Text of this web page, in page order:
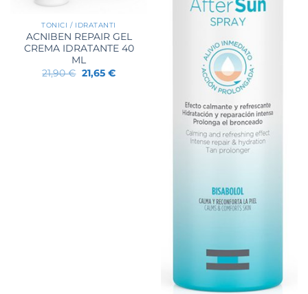
TONICI / IDRATANTI
ACNIBEN REPAIR GEL
CREMA IDRATANTE 40
ML
21,90€ Il
prezzo
21,65 €Il